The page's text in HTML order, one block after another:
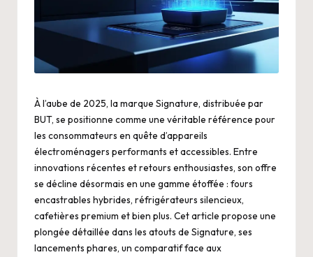
À l’aube de 2025, la marque Signature, distribuée par
BUT, se positionne comme une véritable référence pour
les consommateurs en quête d’appareils
électroménagers performants et accessibles. Entre
innovations récentes et retours enthousiastes, son offre
se décline désormais en une gamme étoffée : fours
encastrables hybrides, réfrigérateurs silencieux,
cafetières premium et bien plus. Cet article propose une
plongée détaillée dans les atouts de Signature, ses
lancements phares, un comparatif face aux